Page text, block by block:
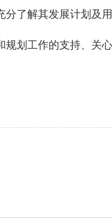
分了解其发展计划及
划工作的支持、关